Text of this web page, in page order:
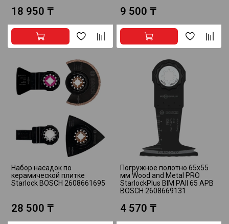
18 950 ₸ 9 500 ₸
Набор насадок по
керамической плитке
Starlock BOSCH 2608661695
28 500 ₸
Погружное полотно 65х55
мм Wood and Metal PRO
StarlockPlus BIM PAII 65 APB
BOSCH 2608669131
4 570 ₸